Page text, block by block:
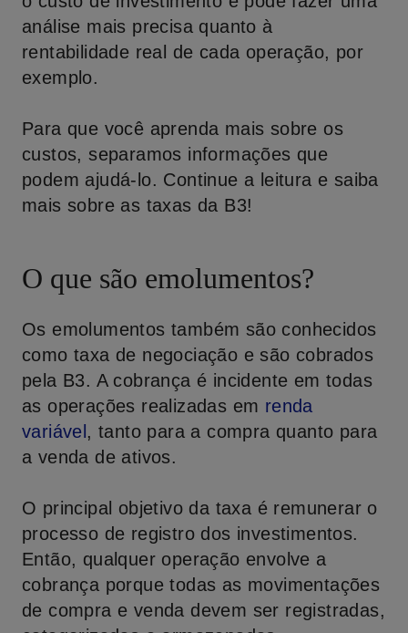
análise mais precisa quanto à
rentabilidade real de cada operação, por
exemplo.
Para que você aprenda mais sobre os
custos, separamos informações que
podem ajudá-lo. Continue a leitura e saiba
mais sobre as taxas da B3!
O que são emolumentos?
Os emolumentos também são conhecidos
como taxa de negociação e são cobrados
pela B3. A cobrança é incidente em todas
as operações realizadas em renda
variável , tanto para a compra quanto para
a venda de ativos.
O principal objetivo da taxa é remunerar o
processo de registro dos investimentos.
Então, qualquer operação envolve a
cobrança porque todas as movimentações
de compra e venda devem ser registradas,